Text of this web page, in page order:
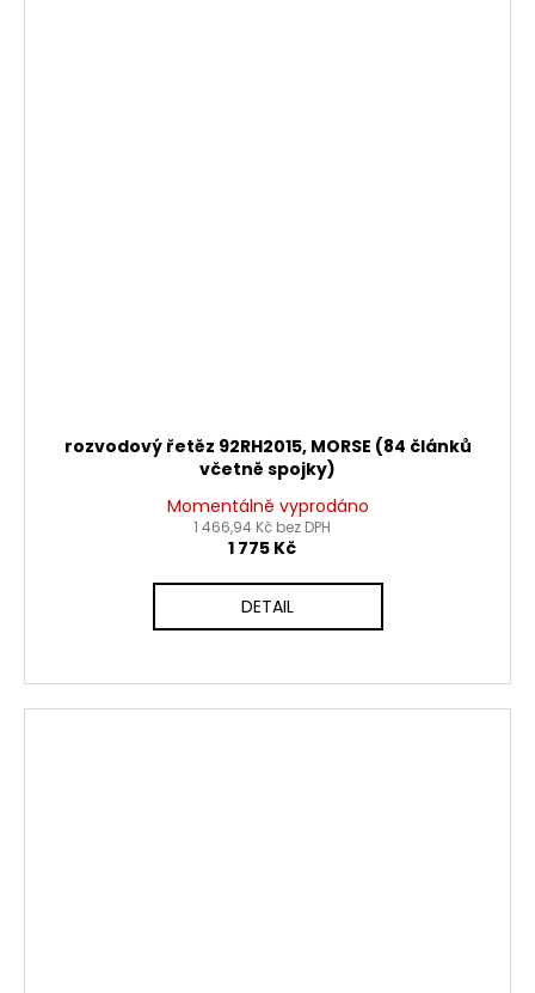
rozvodový řetěz 92RH2015, MORSE (84 článků
včetně spojky)
Momentálně vyprodáno
1 466,94 Kč bez DPH
1 775 Kč
DETAIL